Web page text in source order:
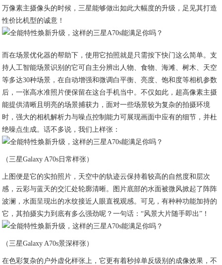
万像素主摄像头的时候，三星能够做出如此大幅度的升级，足见其打造
性价比机型的诚意！
而在场景优化器的帮助下，使用它拍照就是只需按下快门这么简单。支
持人工智能场景识别的它可自主分辨出人物、食物、海滩、树木、天空
等多达30种场景，在自动增强和微调白平衡、亮度、饱和度等相机参数
后，一张高水准照片便保留在这台手机当中。不仅如此，超高像素主摄
能提供清晰且明亮的场景捕获力，面对一些场景较为复杂的拍摄环境
时，强大的相机解析力与噪点控制能力可展现画面中应有的细节，并杜
绝噪点生成。话不多说，我们上样张：
（三星Galaxy A70s日常样张）
上图便是它的实拍照片，天空中的轨迹云保持着较高的自然度和层次
感，云彩与蓝天的交汇处轮廓清晰。图片底部的水面被微风掀起了阵阵
波澜，水面呈现出的水纹接近人眼直视观感。可见，有种种功能加持的
它，其拍摄实力到底有多么强劲呢？一句话：“风景大片随手即出”！
（三星Galaxy A70s景深样张）
在色彩复杂的户外虚化样张上，它更有着秒掉单反级别的成像效果，不